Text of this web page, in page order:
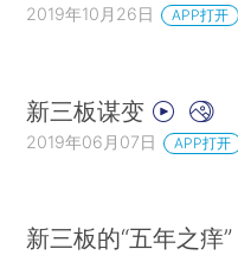
2019年10月26日 APP打开
新三板谋变
2019年06月07日 APP打开
新三板的“五年之痒”